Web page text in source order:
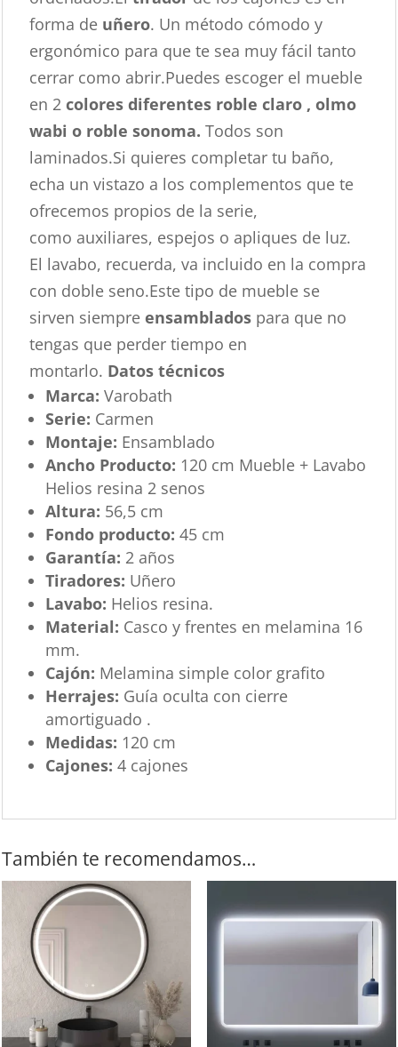
forma de uñero. Un método cómodo y
ergonómico para que te sea muy fácil tanto
cerrar como abrir.Puedes escoger el mueble
en 2 colores diferentes roble claro , olmo
wabi o roble sonoma. Todos son
laminados.Si quieres completar tu baño,
echa un vistazo a los complementos que te
ofrecemos propios de la serie,
como auxiliares, espejos o apliques de luz.
El lavabo, recuerda, va incluido en la compra
con doble seno.Este tipo de mueble se
sirven siempre ensamblados para que no
tengas que perder tiempo en
montarlo. Datos técnicos
Marca: Varobath
Serie: Carmen
Montaje: Ensamblado
Ancho Producto: 120 cm Mueble + Lavabo
Helios resina 2 senos
Altura: 56,5 cm
Fondo producto: 45 cm
Garantía: 2 años
Tiradores: Uñero
Lavabo: Helios resina.
Material: Casco y frentes en melamina 16
mm.
Cajón: Melamina simple color grafito
Herrajes: Guía oculta con cierre
amortiguado .
Medidas: 120 cm
Cajones: 4 cajones
También te recomendamos…